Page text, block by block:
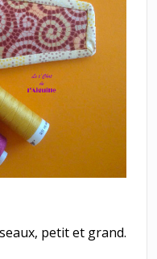
petit et grand.